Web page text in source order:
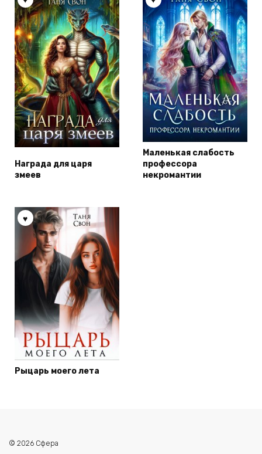
Награда для царя
змеев
Маленькая слабость
профессора
некромантии
Рыцарь моего лета
© 2026 Сфера